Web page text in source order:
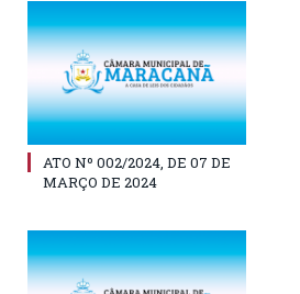
ATO Nº 002/2024, DE 07 DE
MARÇO DE 2024